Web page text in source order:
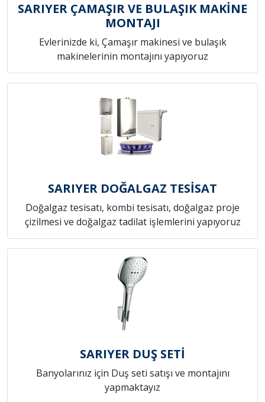
SARIYER ÇAMAŞIR VE BULAŞIK MAKİNE
MONTAJI
Evlerinizde ki, Çamaşır makinesi ve bulaşık
makinelerinin montajını yapıyoruz
SARIYER DOĞALGAZ TESİSAT
Doğalgaz tesisatı, kombi tesisatı, doğalgaz proje
çizilmesi ve doğalgaz tadilat işlemlerini yapıyoruz
SARIYER DUŞ SETİ
Banyolarınız için Duş seti satışı ve montajını
yapmaktayız